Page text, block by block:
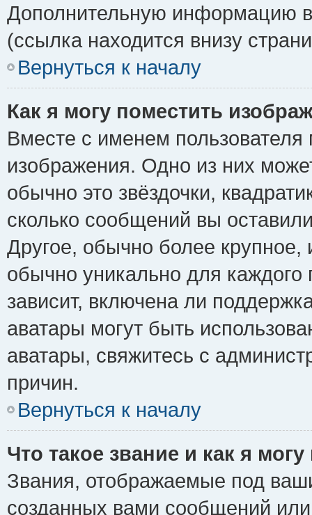
Дополнительную информацию
(ссылка находится внизу
Вернуться к началу
Как я могу поместить
Вместе с именем пользователя
изображения. Одно из них
обычно это звёздочки,
сколько сообщений вы
Другое, обычно более крупное,
обычно уникально для каждого
зависит, включена ли
аватары могут быть
аватары, свяжитесь с
причин.
Вернуться к началу
Что такое звание и как я
Звания, отображаемые под
созданных вами сообщений